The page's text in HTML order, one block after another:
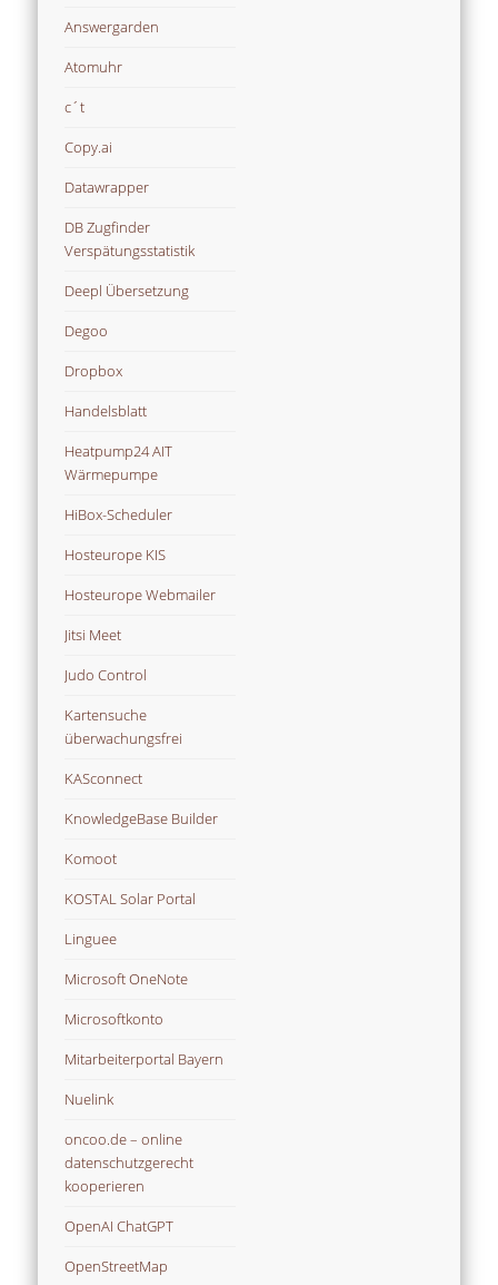
Answergarden
Atomuhr
c´t
Copy.ai
Datawrapper
DB Zugfinder
Verspätungsstatistik
Deepl Übersetzung
Degoo
Dropbox
Handelsblatt
Heatpump24 AIT
Wärmepumpe
HiBox-Scheduler
Hosteurope KIS
Hosteurope Webmailer
Jitsi Meet
Judo Control
Kartensuche
überwachungsfrei
KASconnect
KnowledgeBase Builder
Komoot
KOSTAL Solar Portal
Linguee
Microsoft OneNote
Microsoftkonto
Mitarbeiterportal Bayern
Nuelink
oncoo.de – online
datenschutzgerecht
kooperieren
OpenAI ChatGPT
OpenStreetMap